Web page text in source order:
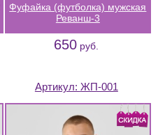
Фуфайка (футболка) мужская
Реванш-3
650 руб.
Артикул: ЖП-001